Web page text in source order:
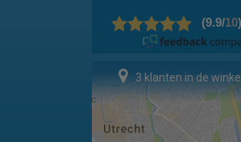
3 klanten in de winkel